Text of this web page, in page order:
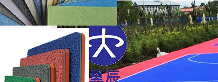
商用地板施工